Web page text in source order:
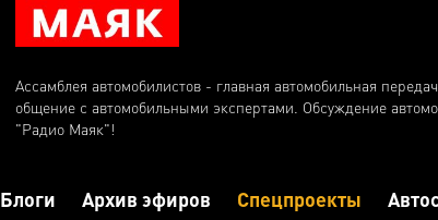
Ассамблея автомобилистов - главная автомобильная
общение с автомобильными экспертами. Обсуждение
"Радио Маяк"!
Блоги Архив эфиров Спецпроекты